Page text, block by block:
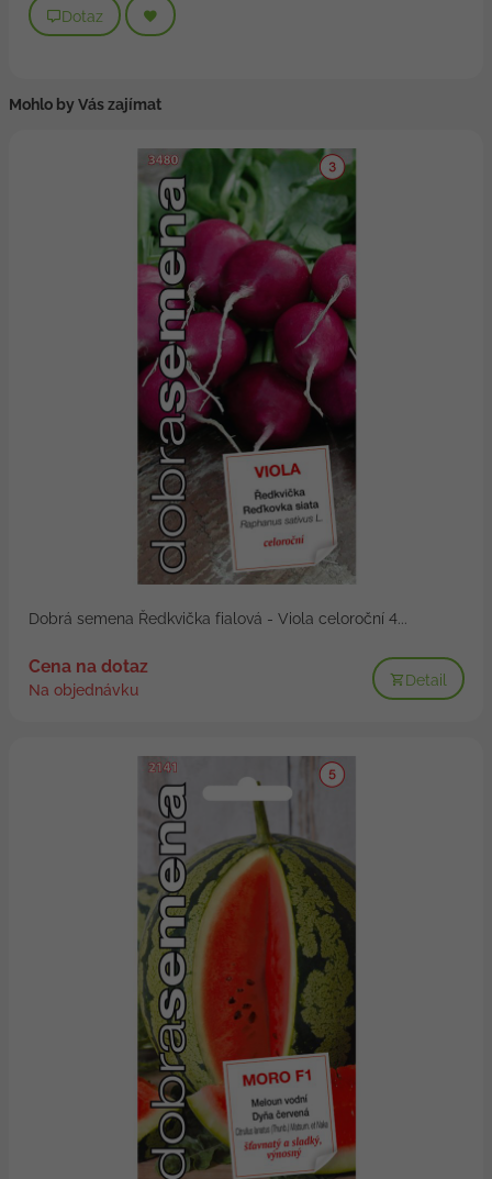
Dotaz
Mohlo by Vás zajímat
Dobrá semena Ředkvička fialová - Viola celoroční 4...
Cena na dotaz
Na objednávku
Detail